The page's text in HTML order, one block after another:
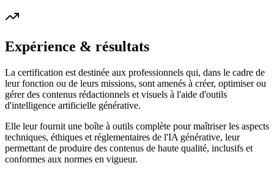
Expérience & résultats
La certification est destinée aux professionnels qui, dans le cadre de
leur fonction ou de leurs missions, sont amenés à créer, optimiser ou
gérer des contenus rédactionnels et visuels à l'aide d'outils
d'intelligence artificielle générative.
Elle leur fournit une boîte à outils complète pour maîtriser les aspects
techniques, éthiques et réglementaires de l'IA générative, leur
permettant de produire des contenus de haute qualité, inclusifs et
conformes aux normes en vigueur.